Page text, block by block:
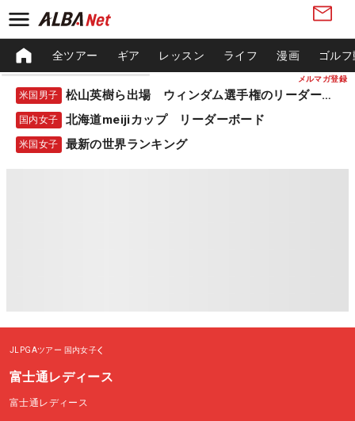
メルマガ登録
全ツアー ギア レッスン ライフ 漫画 ゴル
米国男子 松山英樹ら出場 ウィンダム選手権のリーダーボード
国内女子 北海道meijiカップ リーダーボード
米国女子 最新の世界ランキング
JLPGAツアー 国内女子
富士通レディース
富士通レディース